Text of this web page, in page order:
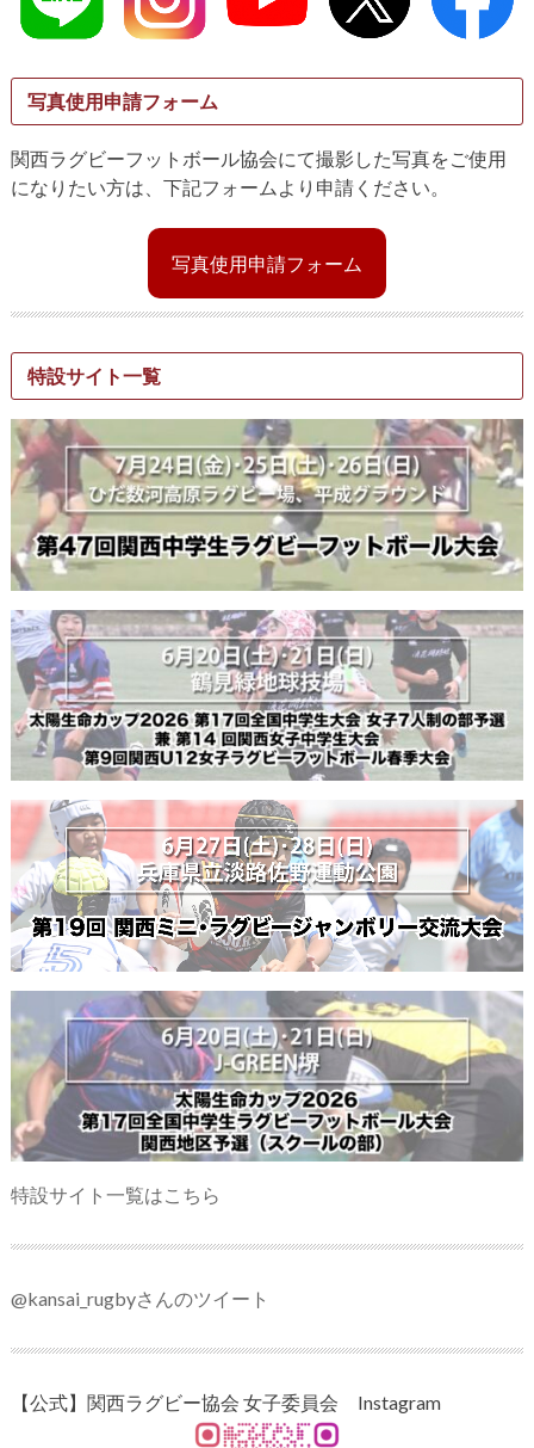
写真使用申請フォーム
関西ラグビーフットボール協会にて撮影した写真をご使用
になりたい方は、下記フォームより申請ください。
写真使用申請フォーム
特設サイト一覧
特設サイト一覧はこちら
@kansai_rugbyさんのツイート
【公式】関西ラグビー協会 女子委員会 Instagram